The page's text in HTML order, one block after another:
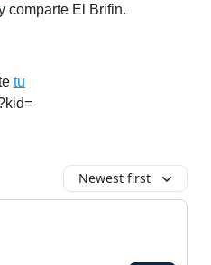
comparte El Brifin.
tu
Newest first